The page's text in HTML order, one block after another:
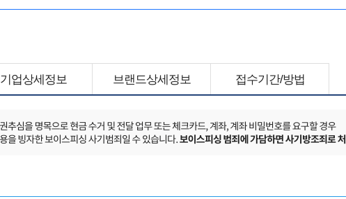
기업상세정보 브랜드상세정보 접수기간/방법